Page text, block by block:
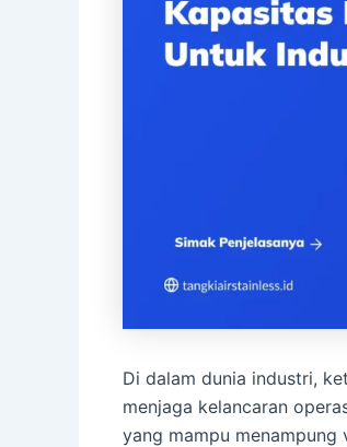
Di dalam dunia industri,
menjaga kelancaran
yang mampu